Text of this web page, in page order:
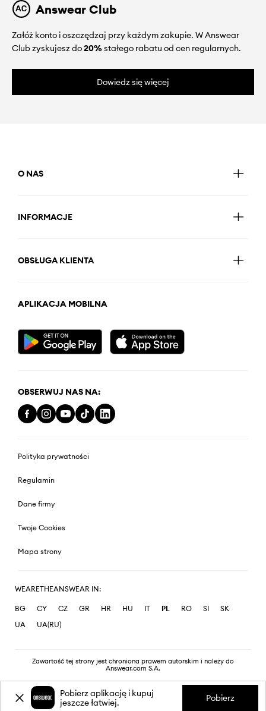
Answear Club
Załóż konto i oszczędzaj przy każdym zakupie. W Answear
Club zyskujesz do20%stałego rabatu od cen regularnych.
Dowiedz się więcej
O NAS
INFORMACJE
OBSŁUGA KLIENTA
APLIKACJA MOBILNA
OBSERWUJ NAS NA:
Polityka prywatności
Regulamin
Dane firmy
Twoje Cookies
Mapa strony
WEARETHEANSWEAR IN:
BG CY CZ GR HR HU IT PL RO SI
SK
UA
UA(RU)
Zawartość tej strony jest chroniona prawem autorskim i należy do
Answear.com S.A.
Pobierz aplikację i kupuj
jeszcze łatwiej.
Pobierz